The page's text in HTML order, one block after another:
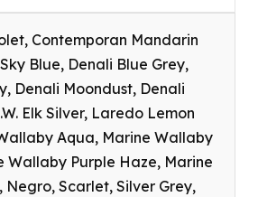
Contemporan Mandarin
Blue, Denali Blue Grey,
Denali Moondust, Denali
Elk Silver, Laredo Lemon
Aqua, Marine Wallaby
Wallaby Purple Haze, Marine
Negro, Scarlet, Silver Grey,